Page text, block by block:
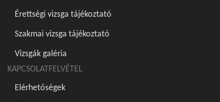
Érettségi vizsga tájékoztató
Szakmai vizsga tájékoztató
Vizsgák galéria
KAPCSOLATFELVÉTEL
Elérhetőségek